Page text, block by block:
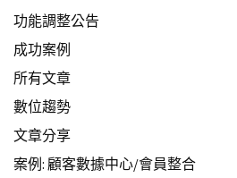
功能調整公告
成功案例
所有文章
數位趨勢
文章分享
案例: 顧客數據中心/會員整合